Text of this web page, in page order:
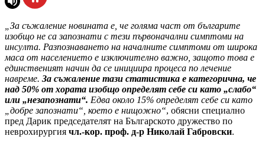
„За съжаление новината е, че голяма част от българите
изобщо не са запознати с тези първоначални симптоми на
инсулта. Разпознаването на началните симптоми от широка
маса от населението е изключително важно, защото това е
единственият начин да се инициира процеса по лечение
навреме. За съжаление тази статистика е категорична, че
над 50% от хората изобщо определят себе си като „слабо“
или „незапознати“. Едва около 15% определят себе си като
„добре запознати“, което е нищожно“, обясни специално
пред Дарик председателят на Българското дружество по
неврохирургия чл.-кор. проф. д-р Николай Габровски.